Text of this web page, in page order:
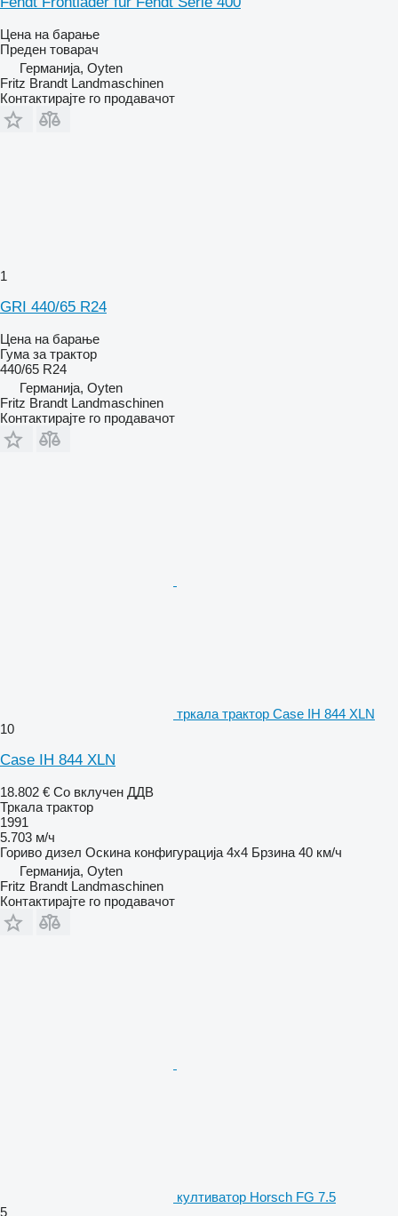
Цена на барање
Преден товарач
Германија, Oyten
Fritz Brandt Landmaschinen
Контактирајте го продавачот
1
GRI 440/65 R24
Цена на барање
Гума за трактор
440/65 R24
Германија, Oyten
Fritz Brandt Landmaschinen
Контактирајте го продавачот
тркала трактор Case IH 844 XLN
10
Case IH 844 XLN
18.802 € Со вклучен ДДВ
Тркала трактор
1991
5.703 м/ч
Гориво дизел Оскина конфигурација 4x4 Брзина 40 км/ч
Германија, Oyten
Fritz Brandt Landmaschinen
Контактирајте го продавачот
култиватор Horsch FG 7.5
5